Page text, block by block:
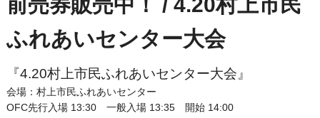
ふれあいセンター大会
『4.20村上市民ふれあいセンター大会』
会場：村上市民ふれあいセンター
OFC先行入場 13:30 一般入場 13:35 開始 14:00